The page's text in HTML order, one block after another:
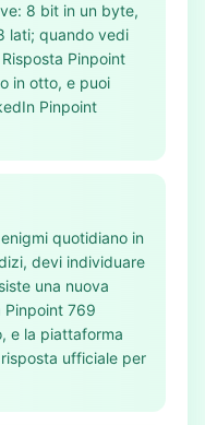
8 bit in un byte,
lati; quando vedi
Pinpoint
in otto, e puoi
Pinpoint
quotidiano in
devi individuare
una nuova
Pinpoint 769
e la piattaforma
ufficiale per